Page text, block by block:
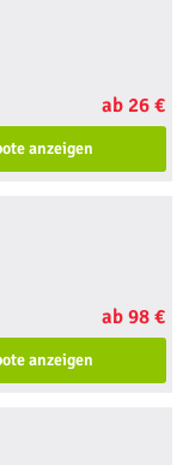
ab 26 €
anzeigen
ab 98 €
anzeigen